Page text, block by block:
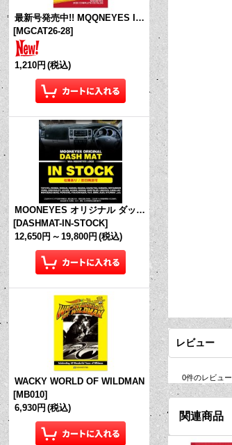
最新号発売中!! MQQNEYES International Magazine No.28 2026
[MGCAT26-28]
1,210円 (税込)
MOONEYES オリジナル ダッシュマット (in Stock!)
[DASHMAT-IN-STOCK]
12,650円 ～ 19,800円 (税込)
WACKY WORLD OF WILDMAN
[MB010]
6,930円 (税込)
レビュー
0件のレビュー
関連商品